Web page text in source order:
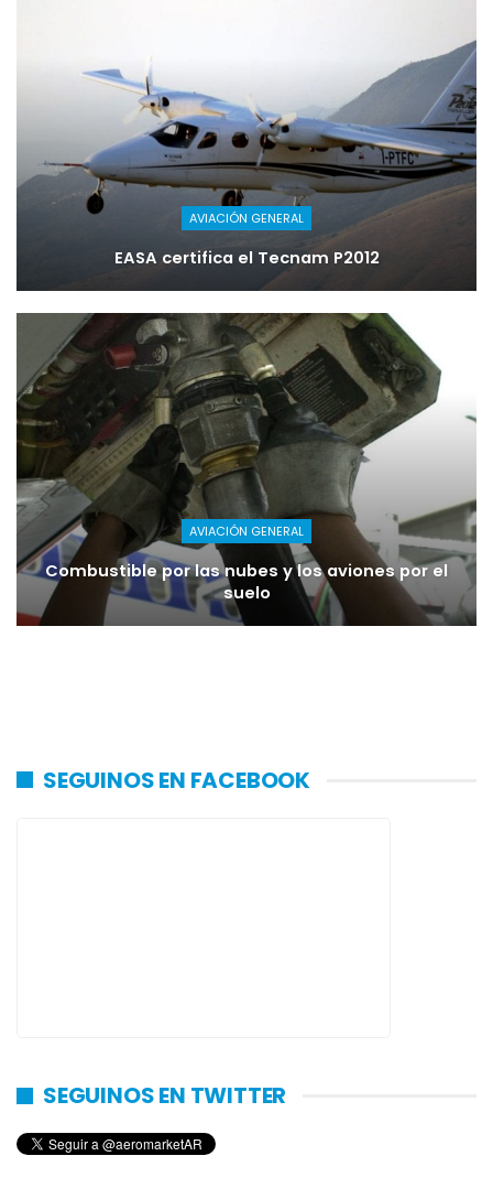
AVIACIÓN GENERAL
EASA certifica el Tecnam P2012
AVIACIÓN GENERAL
Combustible por las nubes y los aviones por el
suelo
SEGUINOS EN FACEBOOK
SEGUINOS EN TWITTER